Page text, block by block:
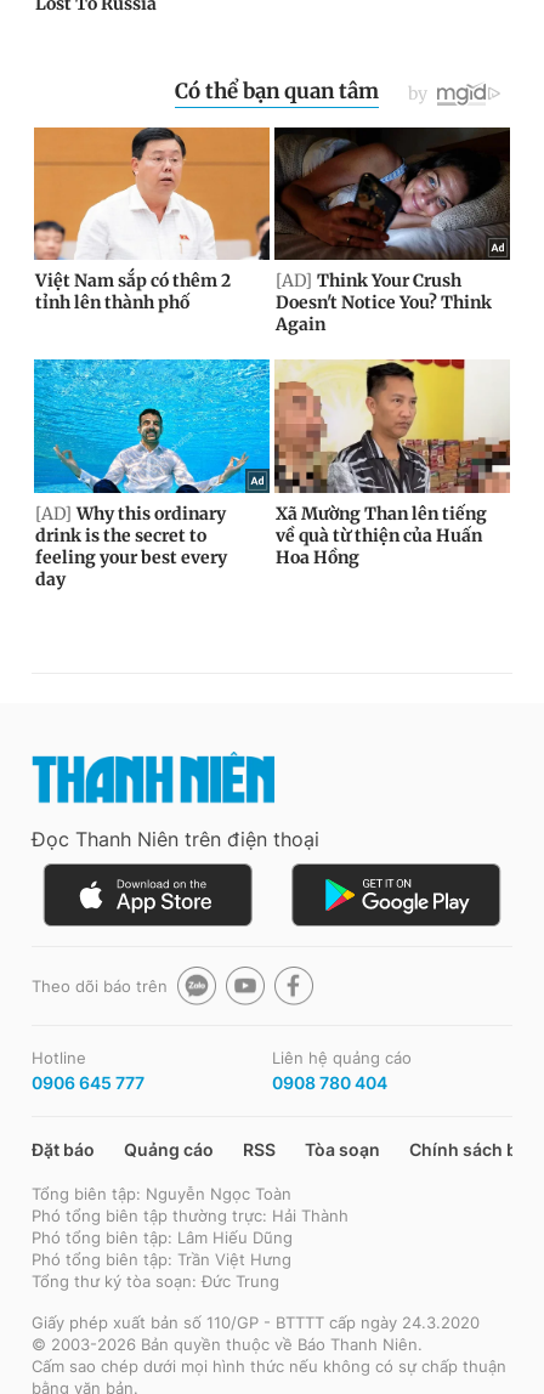
Đọc Thanh Niên trên điện thoại
Theo dõi báo trên
Hotline
0906 645 777
Liên hệ quảng cáo
0908 780 404
Đặt báo Quảng cáo RSS Tòa soạn Chính sách bảo
Tổng biên tập: Nguyễn Ngọc Toàn
Phó tổng biên tập thường trực: Hải Thành
Phó tổng biên tập: Lâm Hiếu Dũng
Phó tổng biên tập: Trần Việt Hưng
Tổng thư ký tòa soạn: Đức Trung
Giấy phép xuất bản số 110/GP - BTTTT cấp ngày 24.3.2020
© 2003-2026 Bản quyền thuộc về Báo Thanh Niên.
Cấm sao chép dưới mọi hình thức nếu không có sự chấp thuận
bằng văn bản.